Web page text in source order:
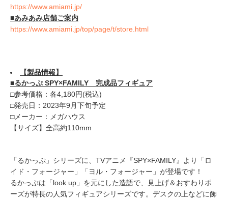
https://www.amiami.jp/
■あみあみ店舗ご案内
https://www.amiami.jp/top/page/t/store.html
【製品情報】
■るかっぷ SPY×FAMILY 完成品フィギュア
□参考価格：各4,180円(税込)
□発売日：2023年9月下旬予定
□メーカー：メガハウス
【サイズ】全高約110mm
「るかっぷ」シリーズに、TVアニメ『SPY×FAMILY』より「ロ
イド・フォージャー」「ヨル・フォージャー」が登場です！
るかっぷは「look up」を元にした造語で、見上げ＆おすわりポ
ーズが特長の人気フィギュアシリーズです。デスクの上などに飾